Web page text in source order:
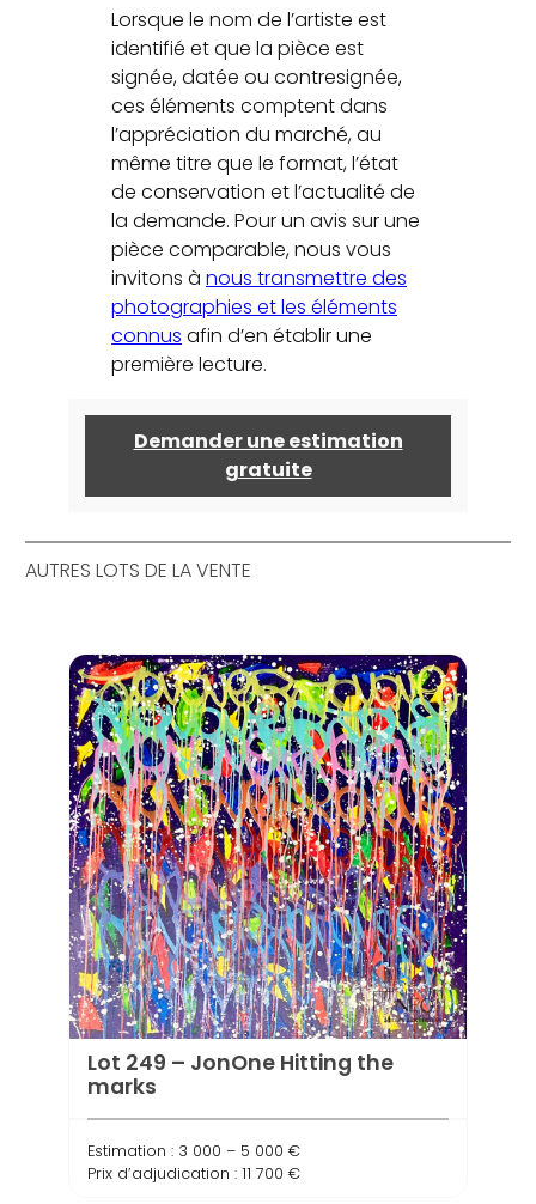
Lorsque le nom de l’artiste est
identifié et que la pièce est
signée, datée ou contresignée,
ces éléments comptent dans
l’appréciation du marché, au
même titre que le format, l’état
de conservation et l’actualité de
la demande. Pour un avis sur une
pièce comparable, nous vous
invitons ànous transmettre des
photographies et les éléments
connus afin d’en établir une
première lecture.
Demander une estimation
gratuite
AUTRES LOTS DE LA VENTE
Lot 249 – JonOne Hitting the
marks
Estimation : 3 000 – 5 000 €
Prix d’adjudication : 11 700 €